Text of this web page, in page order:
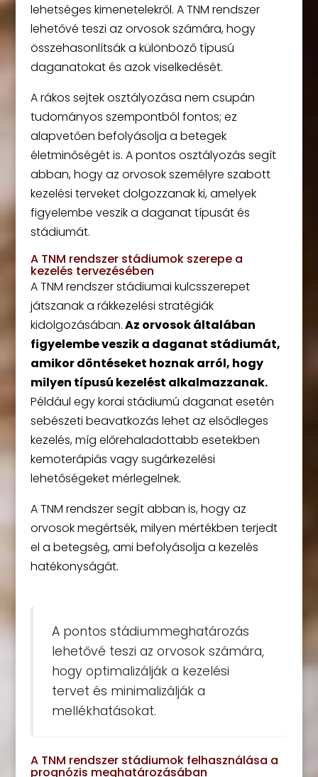
lehetséges kimenetelekről. A TNM rendszer
lehetővé teszi az orvosok számára, hogy
összehasonlítsák a különböző típusú
daganatokat és azok viselkedését.
A rákos sejtek osztályozása nem csupán
tudományos szempontból fontos; ez
alapvetően befolyásolja a betegek
életminőségét is. A pontos osztályozás segít
abban, hogy az orvosok személyre szabott
kezelési terveket dolgozzanak ki, amelyek
figyelembe veszik a daganat típusát és
stádiumát.
A TNM rendszer stádiumok szerepe a
kezelés tervezésében
A TNM rendszer stádiumai kulcsszerepet
játszanak a rákkezelési stratégiák
kidolgozásában.Az orvosok általában
figyelembe veszik a daganat stádiumát,
amikor döntéseket hoznak arról, hogy
milyen típusú kezelést alkalmazzanak.
Például egy korai stádiumú daganat esetén
sebészeti beavatkozás lehet az elsődleges
kezelés, míg előrehaladottabb esetekben
kemoterápiás vagy sugárkezelési
lehetőségeket mérlegelnek.
A TNM rendszer segít abban is, hogy az
orvosok megértsék, milyen mértékben terjedt
el a betegség, ami befolyásolja a kezelés
hatékonyságát.
A pontos stádiummeghatározás
lehetővé teszi az orvosok számára,
hogy optimalizálják a kezelési
tervet és minimalizálják a
mellékhatásokat.
A TNM rendszer stádiumok felhasználása a
prognózis meghatározásában